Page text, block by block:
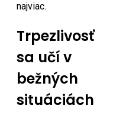
najviac.
Trpezlivosť
sa učí v
bežných
situáciách